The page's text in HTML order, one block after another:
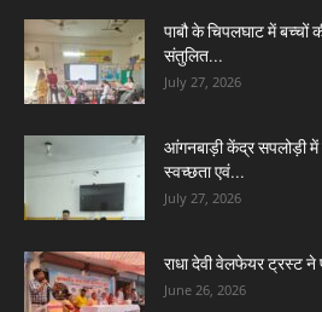
पाबौ के चिपलघाट में बच्चों
संतुलित...
July 27, 2026
आंगनबाड़ी केंद्र सपलोड़ी में
स्वच्छता एवं...
July 27, 2026
राधा देवी वेलफेयर ट्रस्ट ने
June 26, 2026